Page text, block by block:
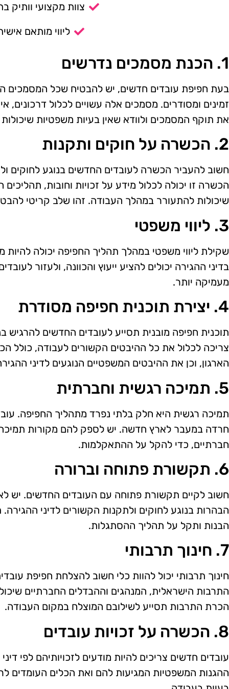
צוות מקצועי וותיק
ליווי מותאם
1. הכנת מסמכים נדרשים
בעת חפיפת עובדים חדשים, יש להבטיח שכל המסמכים
זמינים ומסודרים. מסמכים אלה עשויים לכלול דרכונים,
את תוקף המסמכים ולוודא שאין בעיות משפטיות
2. הכשרה על חוקים ותקנות
חשוב להעביר הכשרה לעובדים החדשים בנוגע לחוקים
הכשרה זו יכולה לכלול מידע על זכויות וחובות,
שיכולות להתעורר במהלך העבודה. זהו שלב קריטי
3. ליווי משפטי
שקילת ליווי משפטי במהלך תהליך החפיפה יכולה להיות
בדיני ההגירה יכולים להציע ייעוץ והכוונה, ולעזור
מעמיקה יותר.
4. יצירת תוכנית חפיפה מסודרת
תוכנית חפיפה מובנית תסייע לעובדים החדשים להרגיש
צריכה לכלול את כל ההיבטים הקשורים לעבודה, כולל
הארגון, וכן את ההיבטים המשפטיים הנוגעים לדיני
5. תמיכה רגשית וחברתית
תמיכה רגשית היא חלק בלתי נפרד מתהליך החפיפה.
חרדה במעבר לארץ חדשה. יש לספק להם מקורות
חברתיים, כדי להקל על ההתאקלמות.
6. תקשורת פתוחה וברורה
חשוב לקיים תקשורת פתוחה עם העובדים החדשים. יש
הבהרות בנוגע לחוקים ולתקנות הקשורים לדיני
הבנות ותקל על תהליך ההסתגלות.
7. חינוך תרבותי
חינוך תרבותי יכול להוות כלי חשוב להצלחת חפיפת
התרבות הישראלית, המנהגים וההבדלים החברתיים
הכרת התרבות תסייע לשילובם המוצלח במקום העבודה.
8. הכשרה על זכויות עובדים
עובדים חדשים צריכים להיות מודעים לזכויותיהם לפי
ההגנות המשפטיות המגיעות להם ואת הכלים העומדים